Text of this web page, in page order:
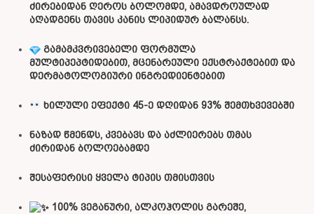
ძირებიდან ღეროს ბოლომდე, ამავდროულად
აღადგენს თავის კანის ლიპიდურ ბალანსს.
გამამკვრივებელი ფორმულა
მულტიპეპტიდებით, მცენარეული ექსტრაქტებით და
დერმატოლოგიური ინგრედიენტებით
ხილული ეფექტი 45-ე დღიდან 93% შემთხვევებში
ნაზად წმენდს, კვებავს და აძლიერებს თმას
ძირიდან ბოლოებამდე
შესაფერისი ყველა ტიპის თმისთვის
100% ვეგანური, ალკოჰოლის გარეშე,